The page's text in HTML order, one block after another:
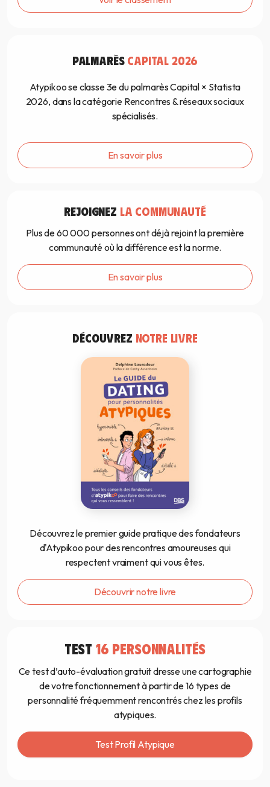
PALMARÈS CAPITAL 2026
Atypikoo se classe 3e du palmarès Capital × Statista
2026, dans la catégorie Rencontres & réseaux sociaux
spécialisés.
En savoir plus
REJOIGNEZ LA COMMUNAUTÉ
Plus de 60 000 personnes ont déjà rejoint la première
communauté où la différence est la norme.
En savoir plus
DÉCOUVREZ NOTRE LIVRE
Découvrez le premier guide pratique des fondateurs
d'Atypikoo pour des rencontres amoureuses qui
respectent vraiment qui vous êtes.
Découvrir notre livre
TEST 16 PERSONNALITÉS
Ce test d’auto-évaluation gratuit dresse une cartographie
de votre fonctionnement à partir de 16 types de
personnalité fréquemment rencontrés chez les profils
atypiques.
Test Profil Atypique